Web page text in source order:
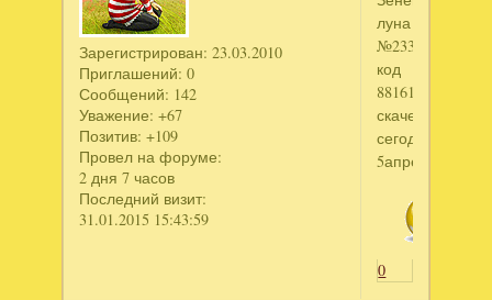
Зарегистрирован: 23.03.2010
Приглашений: 0
Сообщений: 142
Уважение: +67
Позитив: +109
Провел на форуме:
2 дня 7 часов
Последний визит:
31.01.2015 15:43:59
луна
№2332
код
8816192850
скачена
сегодня
5апреля
0